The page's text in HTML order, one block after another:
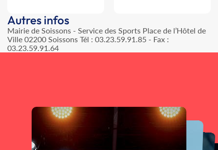
Autres infos
Mairie de Soissons - Service des Sports Place de l’Hôtel de
Ville 02200 Soissons Tél : 03.23.59.91.85 - Fax :
03.23.59.91.64